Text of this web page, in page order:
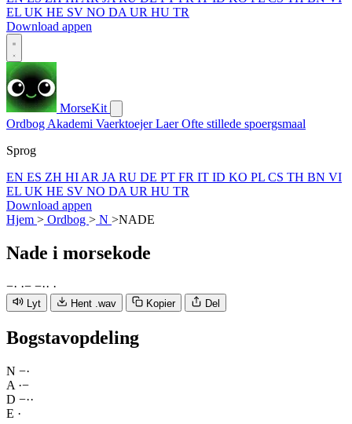
EL UK HE SV NO DA UR HU TR
Download appen
MorseKit
Ordbog Akademi VaerktoejerLaerOfte stillede spoergsmaal
Sprog
EN ES ZH HI AR JA RU DE PT FR IT ID KO PL CS TH BN VI
EL UK HE SV NO DA UR HU TR
Download appen
Hjem > Ordbog > N >NADE
Nade i morsekode
−· ·− −·· ·
Lyt Hent .wav Kopier Del
Bogstavopdeling
N −·
A ·−
D −··
E ·